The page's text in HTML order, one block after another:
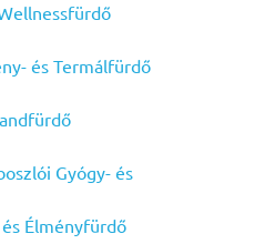
és Termálfürdő
Gyógy- és
Élményfürdő